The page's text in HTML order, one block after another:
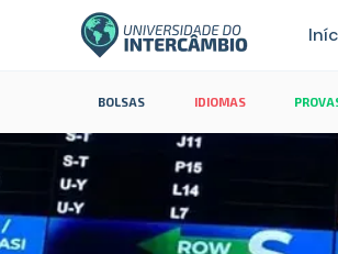
BOLSAS IDIOMAS